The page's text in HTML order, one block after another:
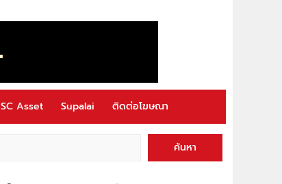
SC Asset Supalai ติดต่อโฆษณา
ค้นหา